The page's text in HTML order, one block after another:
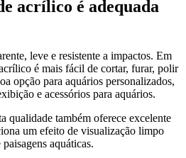
acrílico é adequada
leve e resistente a impactos. Em
é mais fácil de cortar, furar, polir
opção para aquários personalizados,
e acessórios para aquários.
qualidade também oferece excelente
um efeito de visualização limpo
aquáticas.